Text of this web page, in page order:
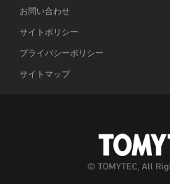
お問い合わせ
サイトポリシー
プライバシーポリシー
サイトマップ